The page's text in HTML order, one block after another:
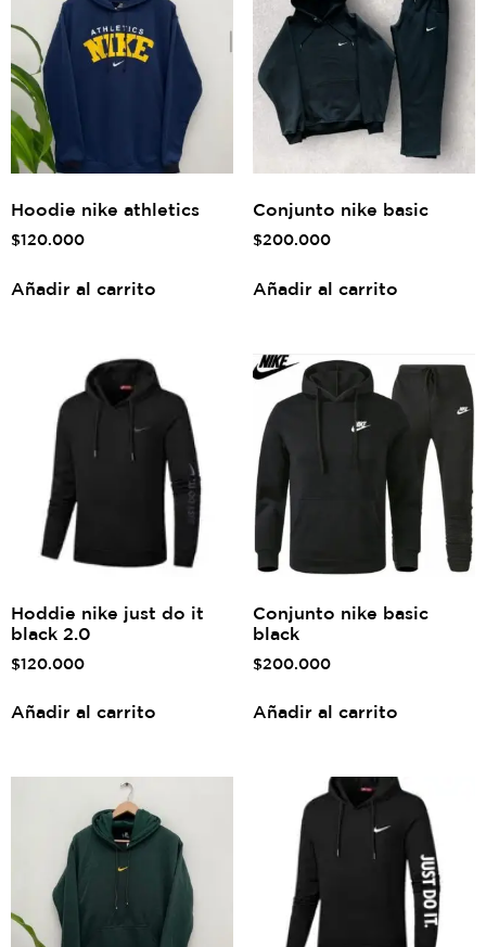
Hoodie nike athletics
$120.000
Añadir al carrito
Conjunto nike basic
$200.000
Añadir al carrito
Hoddie nike just do it
black 2.0
$120.000
Añadir al carrito
Conjunto nike basic
black
$200.000
Añadir al carrito